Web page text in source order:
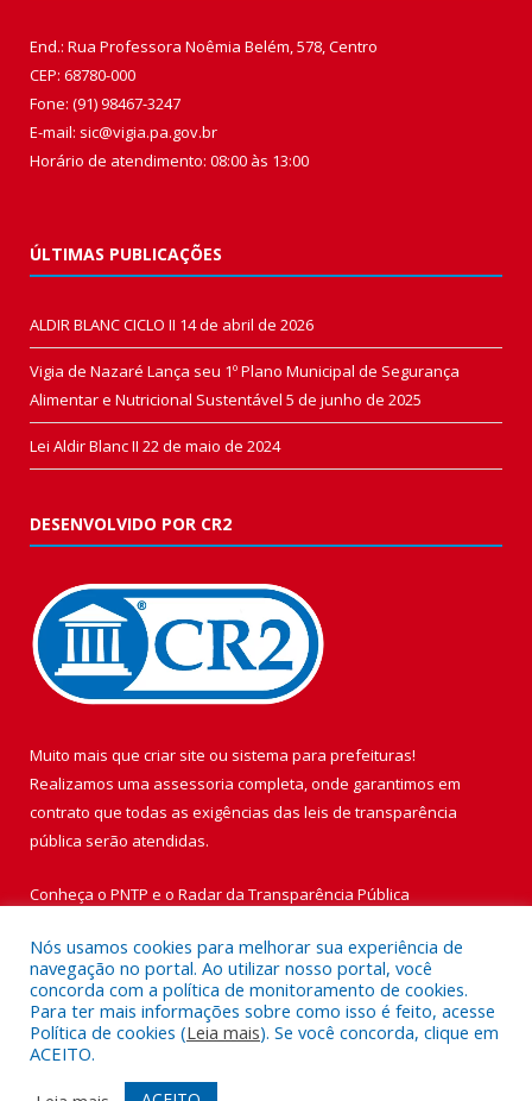
End.: Rua Professora Noêmia Belém, 578, Centro
CEP: 68780-000
Fone: (91) 98467-3247
E-mail: sic@vigia.pa.gov.br
Horário de atendimento: 08:00 às 13:00
ÚLTIMAS PUBLICAÇÕES
ALDIR BLANC CICLO II 14 de abril de 2026
Vigia de Nazaré Lança seu 1º Plano Municipal de Segurança
Alimentar e Nutricional Sustentável 5 de junho de 2025
Lei Aldir Blanc II 22 de maio de 2024
DESENVOLVIDO POR CR2
Muito mais que criar site ou sistema para prefeituras!
Realizamos uma assessoria completa, onde garantimos em
contrato que todas as exigências das leis de transparência
pública serão atendidas.
Conheça o PNTP e o Radar da Transparência Pública
Todos os direitos reservados a Prefeitura Municipal de Vigia de
Nazaré.
Nós usamos cookies para melhorar sua experiência de
navegação no portal. Ao utilizar nosso portal, você
concorda com a política de monitoramento de cookies.
Para ter mais informações sobre como isso é feito, acesse
Política de cookies (Leia mais). Se você concorda, clique em
ACEITO.